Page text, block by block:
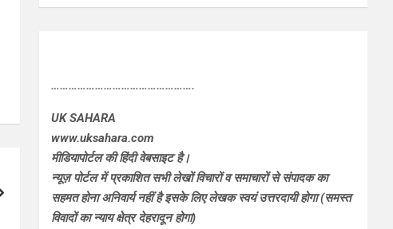
………………………………………….
UK SAHARA
www.uksahara.com
मीडियापोर्टल की हिंदी वेबसाइट है।
न्यूज़ पोर्टल में प्रकाशित सभी लेखों विचारों व समाचारों से संपादक का
सहमत होना अनिवार्य नहीं है इसके लिए लेखक स्वयं उत्तरदायी होगा (समस्त
विवादों का न्याय क्षेत्र देहरादून होगा)